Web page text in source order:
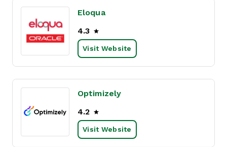
Eloqua
4.3
Visit Website
Optimizely
4.2
Visit Website